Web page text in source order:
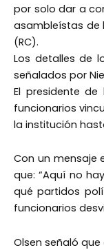
por solo dar a
asambleístas de
(RC).
Los detalles de
señalados por
El presidente de
funcionarios
la institución
Con un mensaje
que: “Aquí no
qué partidos
funcionarios
Olsen señaló